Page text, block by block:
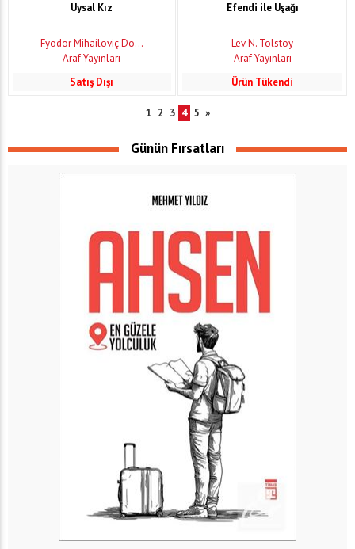
Uysal Kız
Fyodor Mihailoviç Do...
Araf Yayınları
Satış Dışı
Efendi ile Uşağı
Lev N. Tolstoy
Araf Yayınları
Ürün Tükendi
1 2 3 4 5 »
Günün Fırsatları